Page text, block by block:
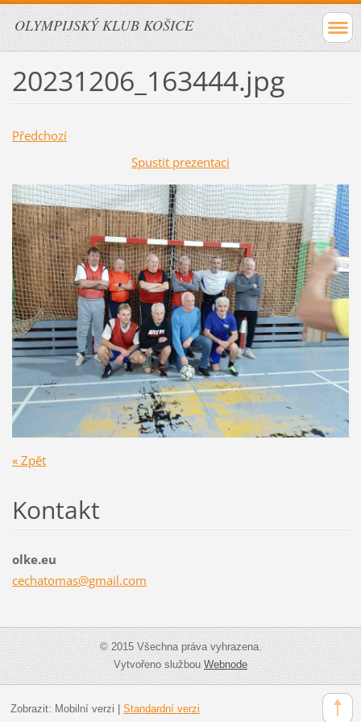
OLYMPIJSKÝ KLUB KOŠICE
20231206_163444.jpg
Předchozí
Spustit prezentaci
« Zpět
Kontakt
olke.eu
cechatomas@gmail.com
© 2015 Všechna práva vyhrazena.
Vytvořeno službouWebnode
Zobrazit: Mobilní verzi Standardní verzi